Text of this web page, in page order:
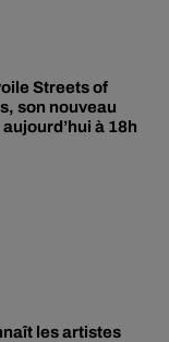
Streets of
son nouveau
à 18h
les artistes